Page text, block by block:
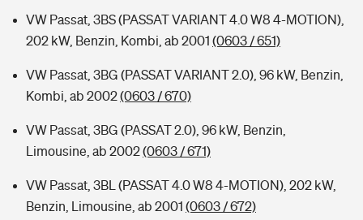
VW Passat, 3BS (PASSAT VARIANT 4.0 W8 4-MOTION),
202 kW, Benzin, Kombi, ab 2001 (0603 / 651)
VW Passat, 3BG (PASSAT VARIANT 2.0), 96 kW, Benzin,
Kombi, ab 2002(0603 / 670)
VW Passat, 3BG (PASSAT 2.0), 96 kW, Benzin,
Limousine, ab 2002(0603 / 671)
VW Passat, 3BL (PASSAT 4.0 W8 4-MOTION), 202 kW,
Benzin, Limousine, ab 2001 (0603 / 672)